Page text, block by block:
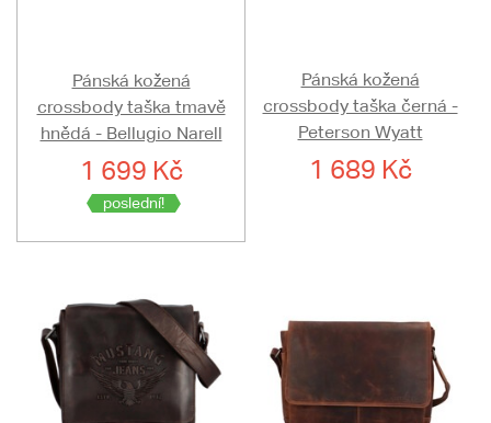
Pánská kožená
crossbody taška tmavě
hnědá - Bellugio Narell
1 699 Kč
poslední!
Pánská kožená
crossbody taška černá -
Peterson Wyatt
1 689 Kč